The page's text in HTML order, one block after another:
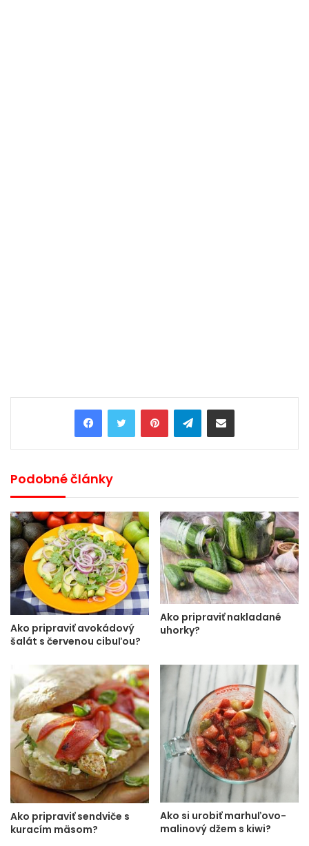
PinterestTelegramShare via Email
Podobné články
Ako pripraviť avokádový
šalát s červenou cibuľou?
Ako pripraviť nakladané
uhorky?
Ako pripraviť sendviče s
kuracím mäsom?
Ako si urobiť marhuľovo-
malinový džem s kiwi?